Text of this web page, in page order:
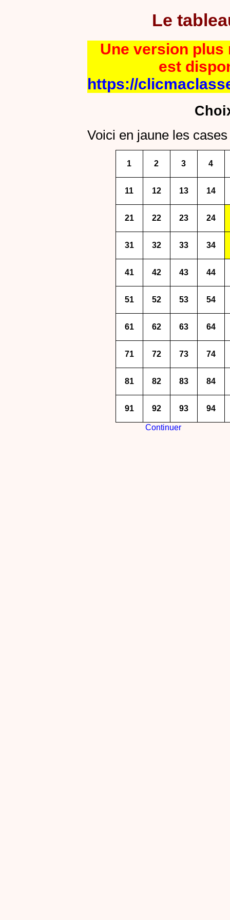
Le
Une version plus
est
https://
Voici en jaune les
1 2 3 4
11 12 13 14
21 22 23 24
31 32 33 34
41 42 43 44
51 52 53 54
61 62 63 64
71 72 73 74
81 82 83 84
91 92 93 94
Continuer